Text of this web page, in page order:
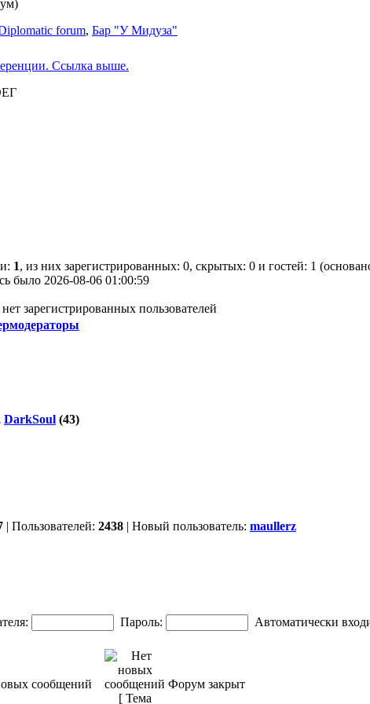
forum, Бар "У Мидуза"
Ссылка выше.
1, из них зарегистрированных: 0, скрытых: 0 и гостей: 1
было 2026-08-06 01:00:59
зарегистрированных пользователей
DarkSoul (43)
| Пользователей: 2438 | Новый пользователь: maullerz
Пароль: Автоматически
сообщений Форум закрыт